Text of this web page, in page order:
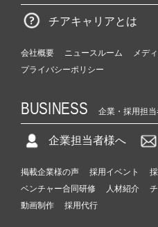
チアキャリアとは
会社概要 ニュースルーム
メデ
プライバシーポリシー
BUSINESS 企業・採用担当
企業担当者様へ
掲載企業様の声 採用イベント
ベンチャー合同研修
人材紹介
動画制作
採用代行